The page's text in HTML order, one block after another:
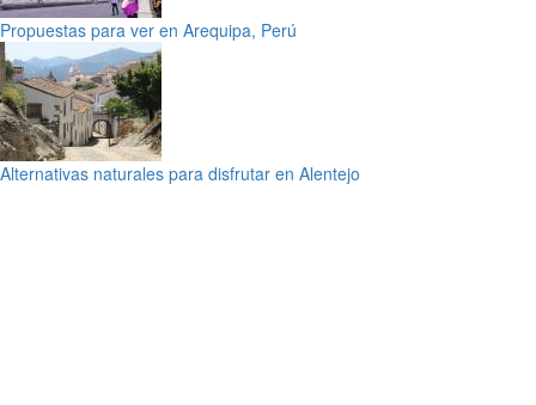
Propuestas para ver en Arequipa, Perú
Alternativas naturales para disfrutar en Alentejo